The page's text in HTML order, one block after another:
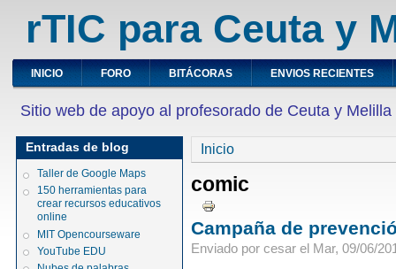
rTIC para Ceuta y
INICIO FORO BITÁCORAS ENVIOS RECIENTES
Sitio web de apoyo al profesorado de Ceuta y Melilla
Entradas de blog
Taller de Google Maps
150 herramientas para
crear recursos educativos
online
MIT Opencourseware
YouTube EDU
Inicio
comic
Campaña de
Enviado por cesar el Mar, 09/06/